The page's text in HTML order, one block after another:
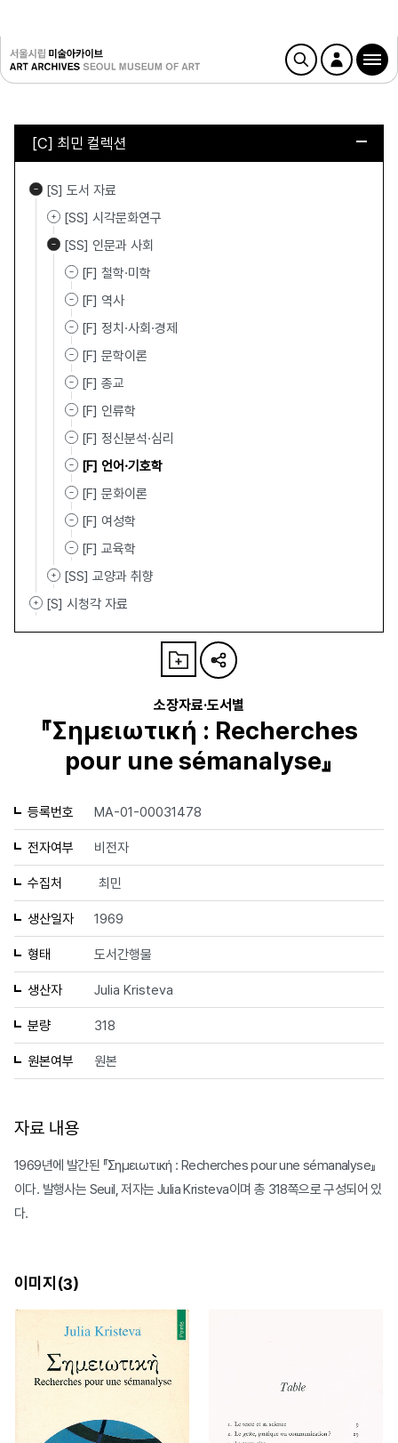
[C] 최민 컬렉션
[S] 도서 자료
[SS] 시각문화연구
[SS] 인문과 사회
[F] 철학·미학
[F] 역사
[F] 정치·사회·경제
[F] 문학이론
[F] 종교
[F] 인류학
[F] 정신분석·심리
[F] 언어·기호학
[F] 문화이론
[F] 여성학
[F] 교육학
[SS] 교양과 취향
[S] 시청각 자료
소장자료·도서별
『Σημειωτική : Recherches
pour une sémanalyse』
등록번호 MA-01-00031478
전자여부 비전자
수집처 최민
생산일자 1969
형태 도서간행물
생산자 Julia Kristeva
분량 318
원본여부 원본
자료 내용
1969년에 발간된 『Σημειωτική : Recherches pour une sémanalyse』
이다. 발행사는 Seuil, 저자는 Julia Kristeva이며 총 318쪽으로 구성되어 있
다.
이미지(3)